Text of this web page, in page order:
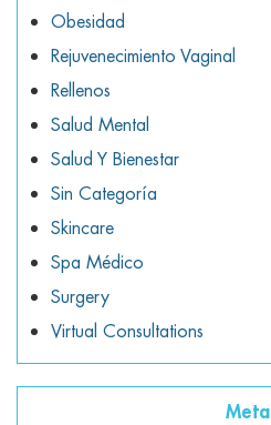
Obesidad
Rejuvenecimiento Vaginal
Rellenos
Salud Mental
Salud Y Bienestar
Sin Categoría
Skincare
Spa Médico
Surgery
Virtual Consultations
Meta